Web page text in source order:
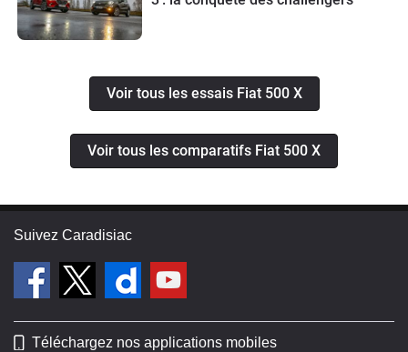
Voir tous les essais Fiat 500 X
Voir tous les comparatifs Fiat 500 X
Suivez Caradisiac
Téléchargez nos applications mobiles